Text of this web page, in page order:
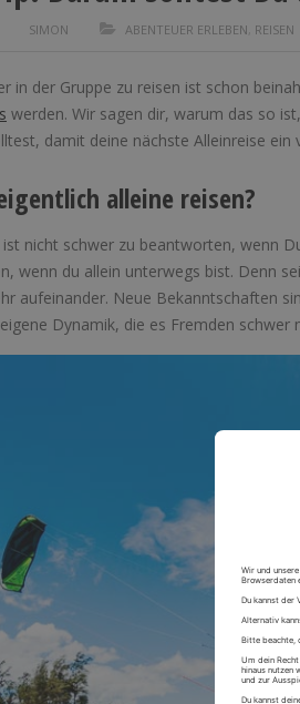
SIMON ABENTEUER ERLEBEN REISEN
in der Gruppe zu reisen ist schon
werden. Wir sagen dir, warum das so
damit deine nächste Alleinreise ein
alleine reisen?
ist nicht schwer zu beantworten, wenn
wenn du allein unterwegs bist. Denn
aufeinander. Neue Bekanntschaften
Dynamik, die es Fremden schwer